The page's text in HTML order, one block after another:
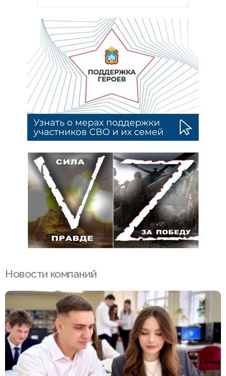
Новости компаний